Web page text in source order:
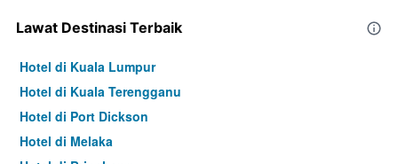
Lawat Destinasi Terbaik
Hotel di Kuala Lumpur
Hotel di Kuala Terengganu
Hotel di Port Dickson
Hotel di Melaka